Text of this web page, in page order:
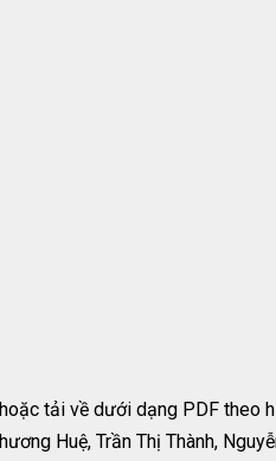
tải về dưới dạng PDF theo
Huệ, Trần Thị Thành,